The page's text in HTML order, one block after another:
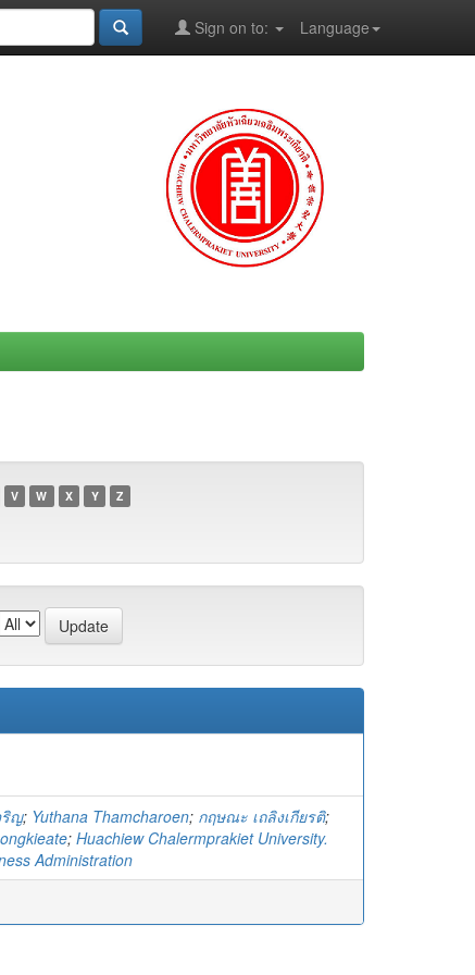
Language
Sign on to:
V W X Y Z
ริญ; Yuthana Thamcharoen; กฤษณะ เถลิงเกียรติ;
; Huachiew Chalermprakiet University.
Administration